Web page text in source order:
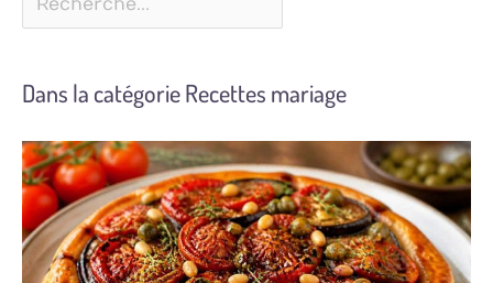
Dans la catégorie Recettes mariage